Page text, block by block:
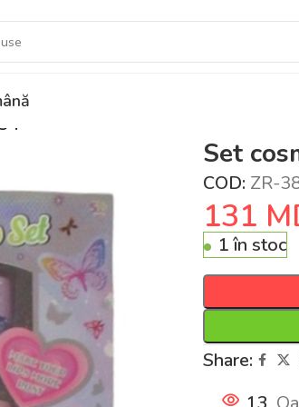
Set
COD: ZR-
131
1 în stoc
Share: